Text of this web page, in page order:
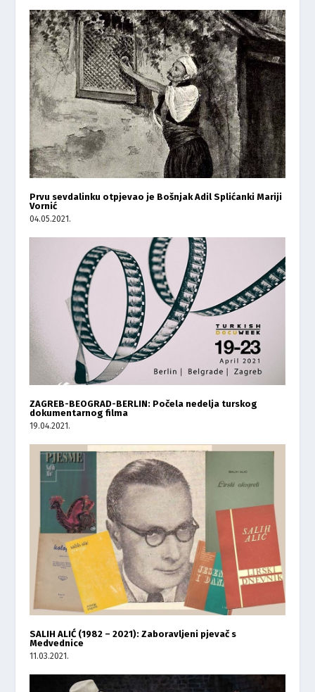
Prvu sevdalinku otpjevao je Bošnjak Adil Splićanki Mariji
Vornić
04.05.2021.
ZAGREB-BEOGRAD-BERLIN: Počela nedelja turskog
dokumentarnog filma
19.04.2021.
SALIH ALIĆ (1982 – 2021): Zaboravljeni pjevač s
Medvednice
11.03.2021.